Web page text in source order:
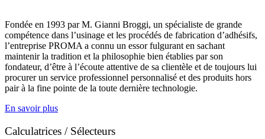
Fondée en 1993 par M. Gianni Broggi, un spécialiste de grande
compétence dans l’usinage et les procédés de fabrication d’adhésifs,
l’entreprise PROMA a connu un essor fulgurant en sachant
maintenir la tradition et la philosophie bien établies par son
fondateur, d’être à l’écoute attentive de sa clientèle et de toujours lui
procurer un service professionnel personnalisé et des produits hors
pair à la fine pointe de la toute dernière technologie.
En savoir plus
Calculatrices / Sélecteurs